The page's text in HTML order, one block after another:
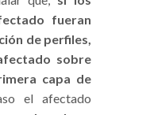
fueran
de perfiles,
sobre
capa de
el afectado